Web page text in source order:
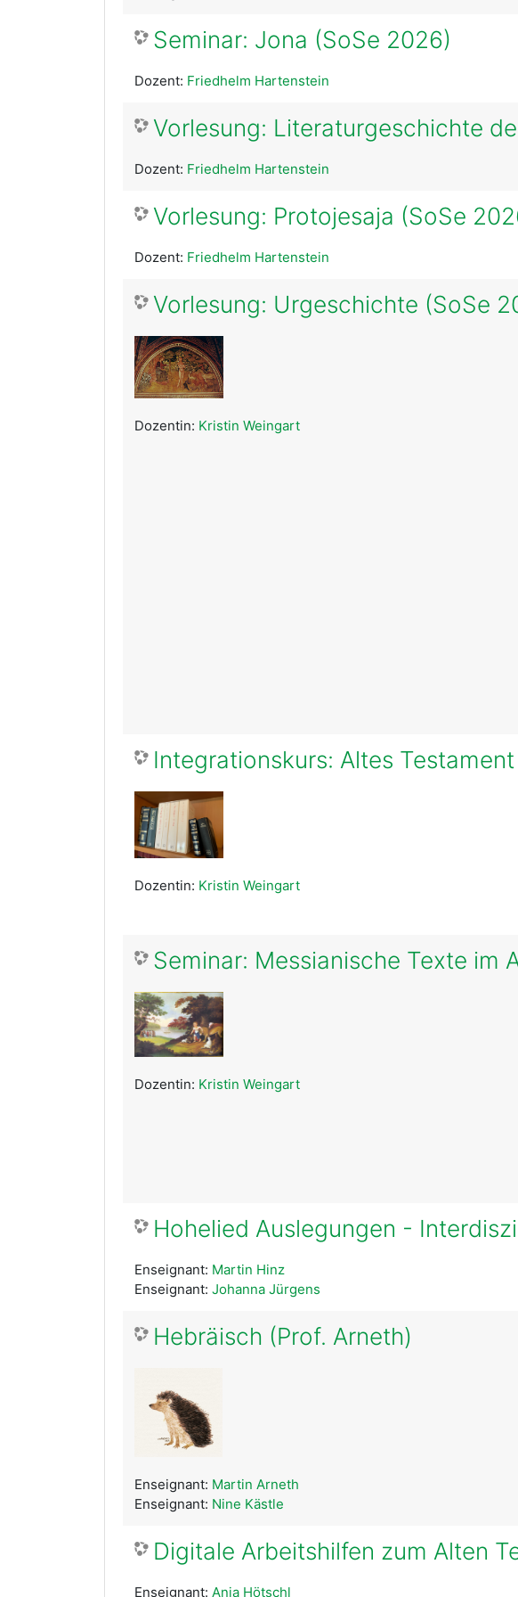
Seminar: Jona (SoSe 2026)
Dozent: Friedhelm Hartenstein
Vorlesung: Literaturgeschichte
Dozent: Friedhelm Hartenstein
Vorlesung: Protojesaja (SoSe
Dozent: Friedhelm Hartenstein
Vorlesung: Urgeschichte (SoSe
Dozentin: Kristin Weingart
Integrationskurs: Altes
Dozentin: Kristin Weingart
Seminar: Messianische Texte im
Dozentin: Kristin Weingart
Hohelied Auslegungen -
Enseignant: Martin Hinz
Enseignant: Johanna Jürgens
Hebräisch (Prof. Arneth)
Enseignant: Martin Arneth
Enseignant: Nine Kästle
Digitale Arbeitshilfen zum Alten
Enseignant: Anja Hötschl